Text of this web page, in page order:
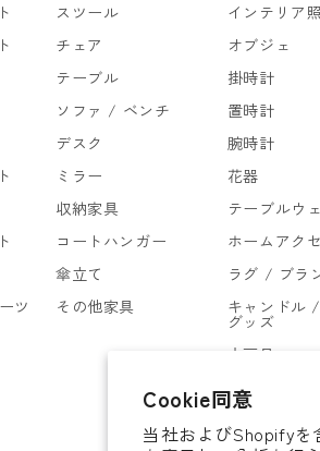
Cookie同意
当社およびShopify
ツ
スツール
チェア
テーブル
ソファ / ベンチ
デスク
ミラー
収納家具
コートハンガー
傘立て
その他家具
インテリア
オブジェ
掛時計
置時計
腕時計
花器
テーブルウ
ホームアク
ラグ / ブラ
キャンドル
グッズ
文房具
ゴミ箱